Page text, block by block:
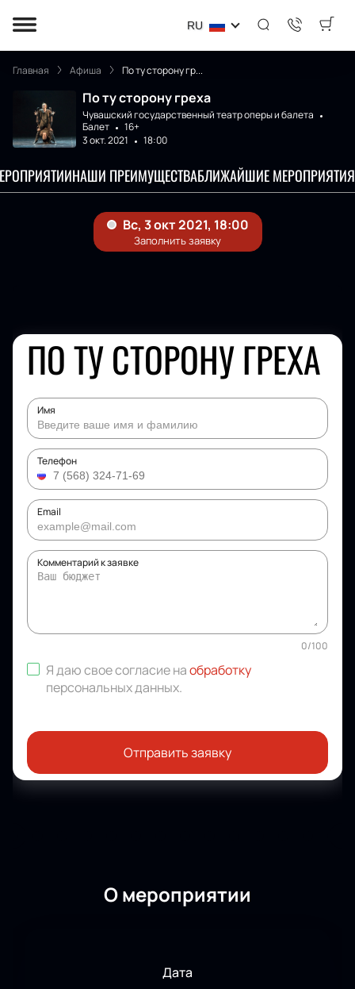
RU
Главная Афиша По ту сторону гр...
По ту сторону греха
Чувашский государственный театр оперы и балета
Балет
16+
3 окт. 2021
18:00
НАШИ ПРЕИМУЩЕСТВАБЛИЖАЙШИЕ МЕРОПРИЯТИЯ
ПО ТУ СТОРОНУ ГРЕХА
Имя
Телефон
Email
Комментарий к заявке
0/100
Я даю свое согласие наобработку
персональных данных.
Отправить заявку
О мероприятии
Дата